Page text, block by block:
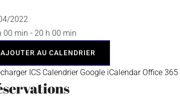
2022
00 min - 20 h 00 min
AJOUTER AU CALENDRIER
ICS Calendrier Google iCalendar Office 365